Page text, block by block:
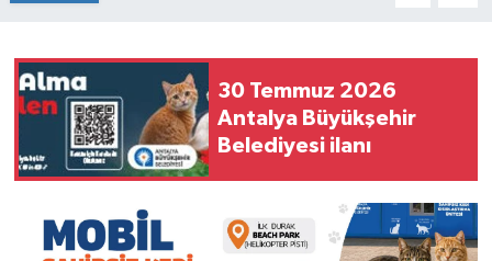
30 Temmuz 2026
Antalya Büyükşehir
Belediyesi ilanı